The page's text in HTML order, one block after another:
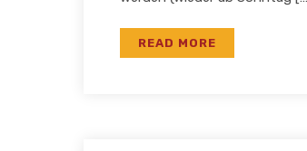
READ MORE